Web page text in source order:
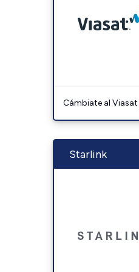
Cámbiate al
Starlink